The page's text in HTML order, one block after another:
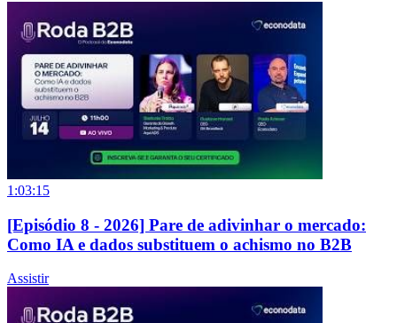
1:03:15
[Episódio 8 - 2026] Pare de adivinhar o mercado:
Como IA e dados substituem o achismo no B2B
Assistir